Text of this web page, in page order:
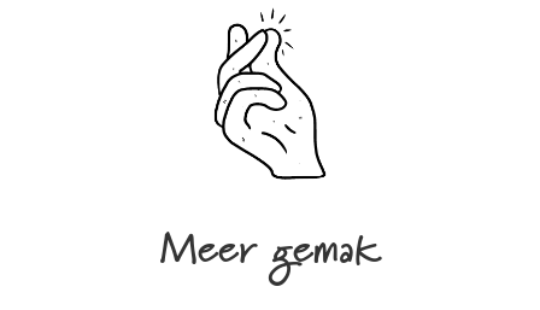
Meer gemak